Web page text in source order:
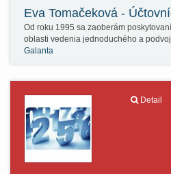
Eva Tomačeková -
Od roku 1995 sa zaoberám
oblasti vedenia jednoduchého a
Galanta
Detail